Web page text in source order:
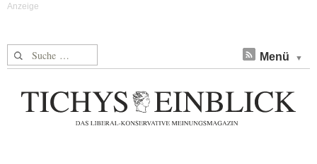
Suche nach: Menü